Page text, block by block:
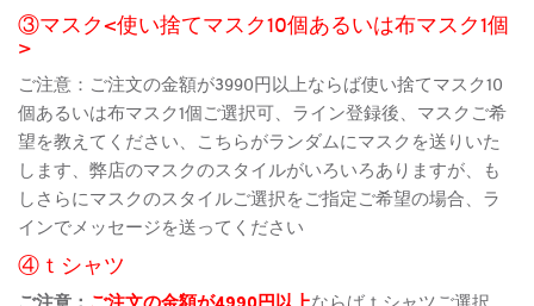
③マスク<使い捨てマスク10個あるいは布マスク1個
>
ご注意：ご注文の金額が3990円以上ならば使い捨てマスク10
個あるいは布マスク1個ご選択可、ライン登録後、マスクご希
望を教えてください、こちらがランダムにマスクを送りいた
します、弊店のマスクのスタイルがいろいろありますが、も
しさらにマスクのスタイルご選択をご指定ご希望の場合、ラ
インでメッセージを送ってください
④ｔシャツ
ご注意： ご注文の金額が4990円以上ならばｔシャツご選択